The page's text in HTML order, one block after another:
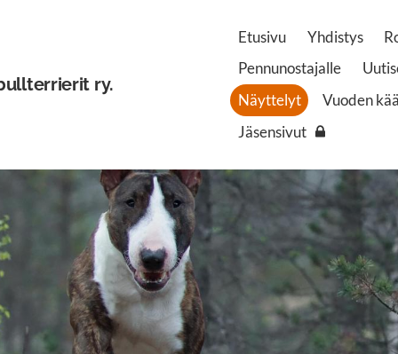
ry.
Etusivu Yhdistys
Pennunostajalle
Näyttelyt
Vuoden
Jäsensivut